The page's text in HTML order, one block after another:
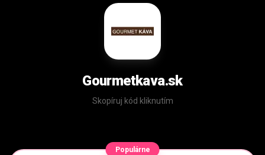
Gourmetkava.sk
Skopíruj kód kliknutím
Populárne